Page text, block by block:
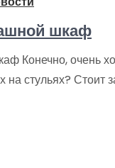
шкаф
Конечно, очень
стульях? Стоит